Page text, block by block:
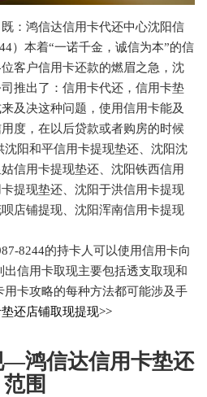
鸿信达信用卡代还中心沈阳信
）本着“一诺千金，诚信为本”的信
客户信用卡还款的燃眉之急，沈
推出了：信用卡代还，信用卡垫
及决这种问题，使用信用卡能及
度，在以后贷款或者购房的时候
阳和平信用卡提现垫还、沈阳沈
信用卡提现垫还、沈阳铁西信用
提现垫还、沈阳于洪信用卡提现
店铺提现、沈阳浑南信用卡提现
8244的持卡人可以使用信用卡向
信用卡取现主要包括透支取现和
卡攻略的每种方法都可能涉及手
还店铺取现提现>>
—鸿信达信用卡垫还
范围